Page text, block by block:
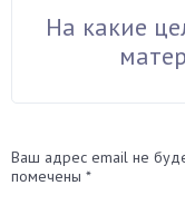
На какие
Ваш адрес email не
помечены *